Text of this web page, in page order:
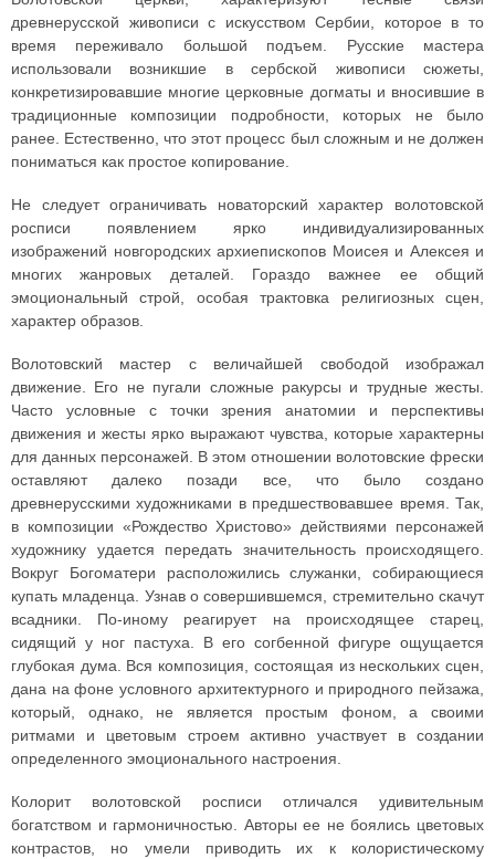
древнерусской живописи с искусством Сербии, которое в то
время переживало большой подъем. Русские мастера
использовали возникшие в сербской живописи сюжеты,
конкретизировавшие многие церковные догматы и вносившие в
традиционные композиции подробности, которых не было
ранее. Естественно, что этот процесс был сложным и не должен
пониматься как простое копирование.
Не следует ограничивать новаторский характер волотовской
росписи появлением ярко индивидуализированных
изображений новгородских архиепископов Моисея и Алексея и
многих жанровых деталей. Гораздо важнее ее общий
эмоциональный строй, особая трактовка религиозных сцен,
характер образов.
Волотовский мастер с величайшей свободой изображал
движение. Его не пугали сложные ракурсы и трудные жесты.
Часто условные с точки зрения анатомии и перспективы
движения и жесты ярко выражают чувства, которые характерны
для данных персонажей. В этом отношении волотовские фрески
оставляют далеко позади все, что было создано
древнерусскими художниками в предшествовавшее время. Так,
в композиции «Рождество Христово» действиями персонажей
художнику удается передать значительность происходящего.
Вокруг Богоматери расположились служанки, собирающиеся
купать младенца. Узнав о совершившемся, стремительно скачут
всадники. По-иному реагирует на происходящее старец,
сидящий у ног пастуха. В его согбенной фигуре ощущается
глубокая дума. Вся композиция, состоящая из нескольких сцен,
дана на фоне условного архитектурного и природного пейзажа,
который, однако, не является простым фоном, а своими
ритмами и цветовым строем активно участвует в создании
определенного эмоционального настроения.
Колорит волотовской росписи отличался удивительным
богатством и гармоничностью. Авторы ее не боялись цветовых
контрастов, но умели приводить их к колористическому